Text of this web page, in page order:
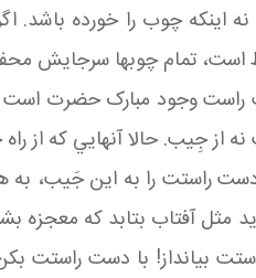
چوب را خورده باشد.
است، تمام چوب ها سرجايش
وجود مبارک حضرت است
جِيب. حالا آنهايي که از
راستت را به اين جَيب، به
مثل آفتاب بتابد که معجزه
بيانداز! با دست راستت